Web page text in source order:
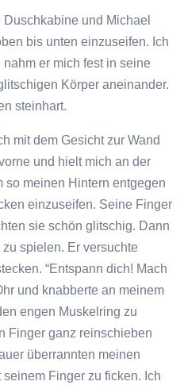
und Michael
bis unten einzuseifen. Ich
er mich fest in seine
Körper aneinander.
steinhart.
mit dem Gesicht zur Wand
und hielt mich an der
so meinen Hintern entgegen
einzuseifen. Seine Finger
sie schön glitschig. Dann
spielen. Er versuchte
“Entspann dich! Mach
und knabberte an meinem
engen Muskelring zu
Finger ganz reinschieben
überrannten meinen
Finger zu ficken. Ich